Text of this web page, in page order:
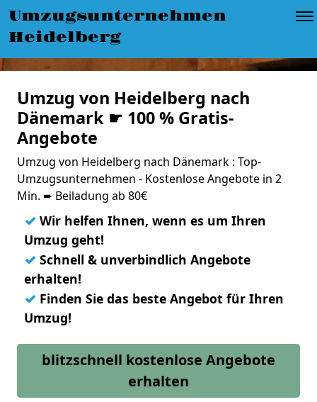
Umzugsunternehmen
Heidelberg
Umzug von Heidelberg nach
Dänemark ☛ 100 % Gratis-
Angebote
Umzug von Heidelberg nach Dänemark : Top-
Umzugsunternehmen - Kostenlose Angebote in 2
Min. ➨ Beiladung ab 80€
✓ Wir helfen Ihnen, wenn es um Ihren
Umzug geht!
✓ Schnell & unverbindlich Angebote
erhalten!
✓ Finden Sie das beste Angebot für Ihren
Umzug!
blitzschnell kostenlose Angebote
erhalten